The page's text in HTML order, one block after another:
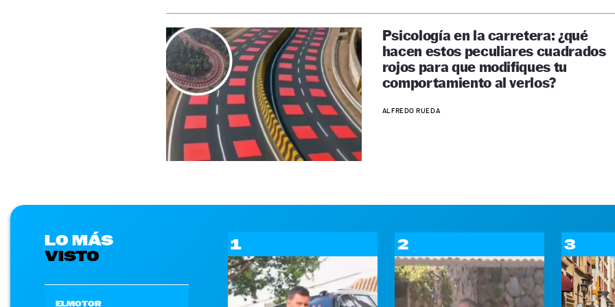
Psicología en la carretera: ¿qué
hacen estos peculiares cuadrados
rojos para que modifiques tu
comportamiento al verlos?
ALFREDO RUEDA
LO MÁS
VISTO
ELMOTOR
1 2 3